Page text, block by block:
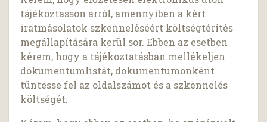
tájékoztasson arról, amennyiben a kért
iratmásolatok szkenneléséért költségtérítés
megállapítására kerül sor. Ebben az esetben
kérem, hogy a tájékoztatásban mellékeljen
dokumentumlistát, dokumentumonként
tüntesse fel az oldalszámot és a szkennelés
költségét.